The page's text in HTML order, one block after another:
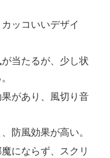
ッコいいデザイ
当たるが、少し状
があり、風切り音
防風効果が高い。
にならず、スクリ